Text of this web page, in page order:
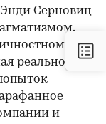
Серновиц
реальность.
и